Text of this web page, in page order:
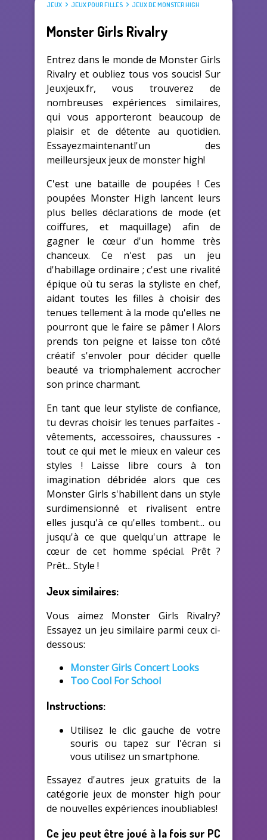
JEUX JEUX POUR FILLES JEUX DE MONSTER HIGH
Monster Girls Rivalry
Entrez dans le monde de Monster Girls
Rivalry et oubliez tous vos soucis! Sur
Jeuxjeux.fr, vous trouverez de
nombreuses expériences similaires,
qui vous apporteront beaucoup de
plaisir et de détente au quotidien.
Essayezmaintenantl'un des
meilleursjeux jeux de monster high!
C'est une bataille de poupées ! Ces
poupées Monster High lancent leurs
plus belles déclarations de mode (et
coiffures, et maquillage) afin de
gagner le cœur d'un homme très
chanceux. Ce n'est pas un jeu
d'habillage ordinaire ; c'est une rivalité
épique où tu seras la styliste en chef,
aidant toutes les filles à choisir des
tenues tellement à la mode qu'elles ne
pourront que le faire se pâmer ! Alors
prends ton peigne et laisse ton côté
créatif s'envoler pour décider quelle
beauté va triomphalement accrocher
son prince charmant.
En tant que leur styliste de confiance,
tu devras choisir les tenues parfaites -
vêtements, accessoires, chaussures -
tout ce qui met le mieux en valeur ces
styles ! Laisse libre cours à ton
imagination débridée alors que ces
Monster Girls s'habillent dans un style
surdimensionné et rivalisent entre
elles jusqu'à ce qu'elles tombent... ou
jusqu'à ce que quelqu'un attrape le
cœur de cet homme spécial. Prêt ?
Prêt... Style !
Jeux similaires:
Vous aimez Monster Girls Rivalry?
Essayez un jeu similaire parmi ceux ci-
dessous:
Monster Girls Concert Looks
Too Cool For School
Instructions:
Utilisez le clic gauche de votre
souris ou tapez sur l'écran si
vous utilisez un smartphone.
Essayez d'autres jeux gratuits de la
catégorie jeux de monster high pour
de nouvelles expériences inoubliables!
Ce jeu peut être joué à la fois sur PC